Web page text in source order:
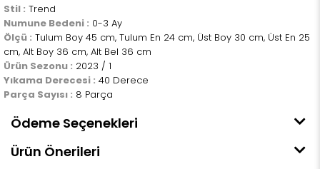
Stil : Trend
Numune Bedeni : 0-3 Ay
Ölçü : Tulum Boy 45 cm, Tulum En 24 cm, Üst Boy 30 cm, Üst En 25
cm, Alt Boy 36 cm, Alt Bel 36 cm
Ürün Sezonu : 2023 / 1
Yıkama Derecesi : 40 Derece
Parça Sayısı : 8 Parça
Ödeme Seçenekleri
Ürün Önerileri